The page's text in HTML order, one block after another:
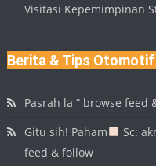
Visitasi Kepemimpinan
Berita & Tips Otomotif
Pasrah la “ browse feed
Gitu sih! Paham
Sc:
feed & follow